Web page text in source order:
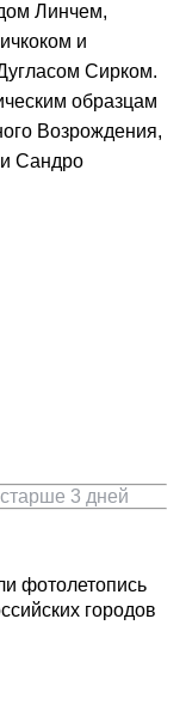
Линчем,
и
Сирком.
образцам
Возрождения,
Сандро
3 дней
фотолетопись
городов